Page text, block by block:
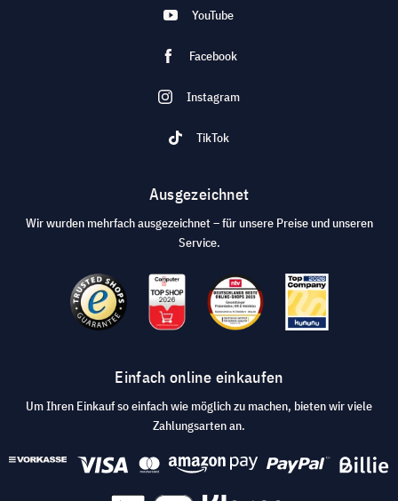
YouTube
Facebook
Instagram
TikTok
Ausgezeichnet
Wir wurden mehrfach ausgezeichnet – für unsere Preise und unseren
Service.
Einfach online einkaufen
Um Ihren Einkauf so einfach wie möglich zu machen, bieten wir viele
Zahlungsarten an.